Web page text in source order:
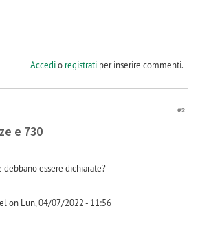
Accedio registratiper inserire commenti.
#2
e 730
debbano essere dichiarate?
on Lun, 04/07/2022 - 11:56